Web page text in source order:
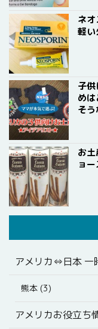
ネ
軽
子
め
そう
お
ョ
アメリカ⇔日本 一
熊本 (3)
アメリカお役立ち